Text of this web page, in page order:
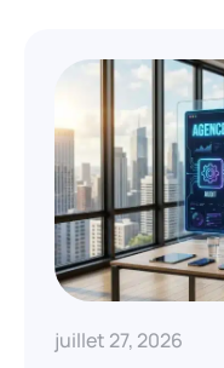
juillet 27, 2026